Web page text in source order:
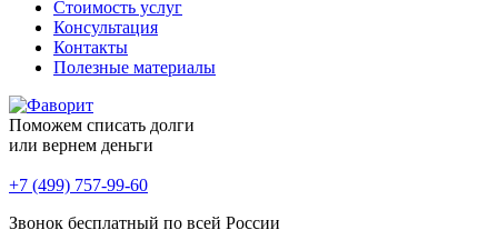
Стоимость услуг
Консультация
Контакты
Полезные материалы
Поможем списать долги
или вернем деньги
+7 (499) 757-99-60
Звонок бесплатный по всей России